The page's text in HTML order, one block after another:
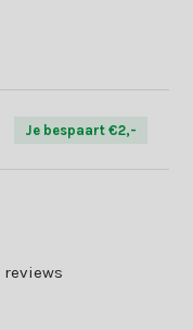
Je bespaart €2,-
reviews